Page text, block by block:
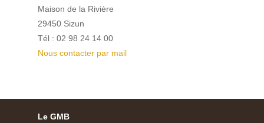
Maison de la Rivière
29450 Sizun
Tél : 02 98 24 14 00
Nous contacter par mail
Le GMB